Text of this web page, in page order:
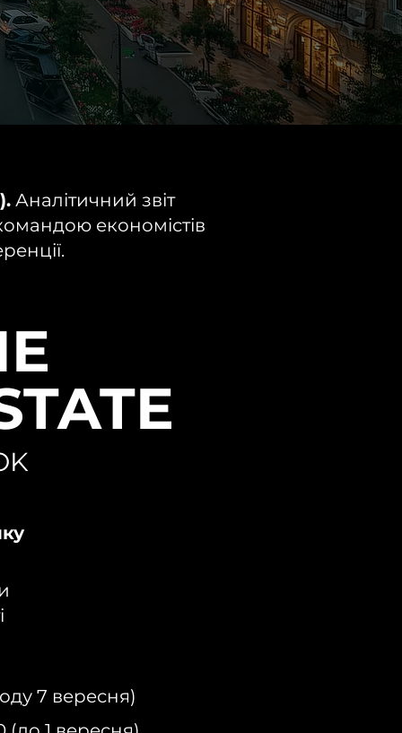
Аналітичний звіт
економістів
7 вересня)